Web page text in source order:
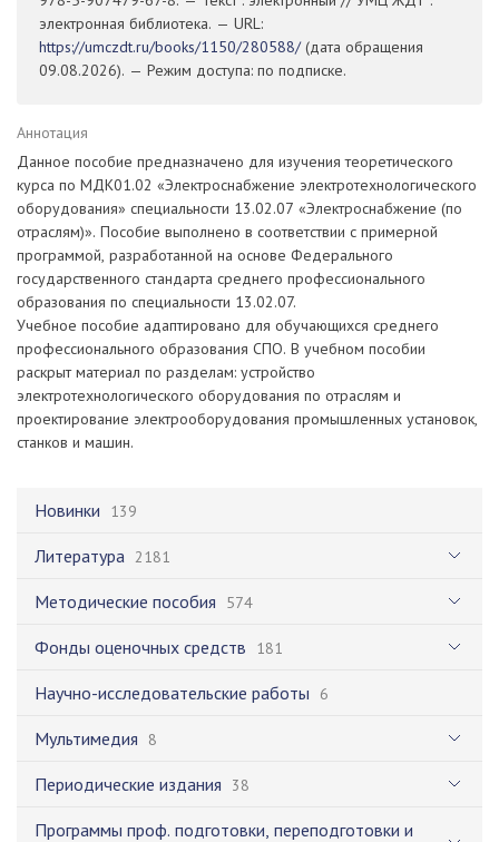
Новинки 139
Литература 2181
Методические пособия 574
Фонды оценочных средств 181
Научно-исследовательские работы 6
Мультимедия 8
Периодические издания 38
Программы проф. подготовки, переподготовки и
электронная библиотека. — URL:
https://umczdt.ru/books/1150/280588/(дата обращения
09.08.2026). — Режим доступа: по подписке.
Аннотация
Данное пособие предназначено для изучения теоретического
курса по МДК01.02 «Электроснабжение электротехнологического
оборудования» специальности 13.02.07 «Электроснабжение (по
отраслям)». Пособие выполнено в соответствии с примерной
программой, разработанной на основе Федерального
государственного стандарта среднего профессионального
образования по специальности 13.02.07.
Учебное пособие адаптировано для обучающихся среднего
профессионального образования СПО. В учебном пособии
раскрыт материал по разделам: устройство
электротехнологического оборудования по отраслям и
проектирование электрооборудования промышленных установок,
станков и машин.